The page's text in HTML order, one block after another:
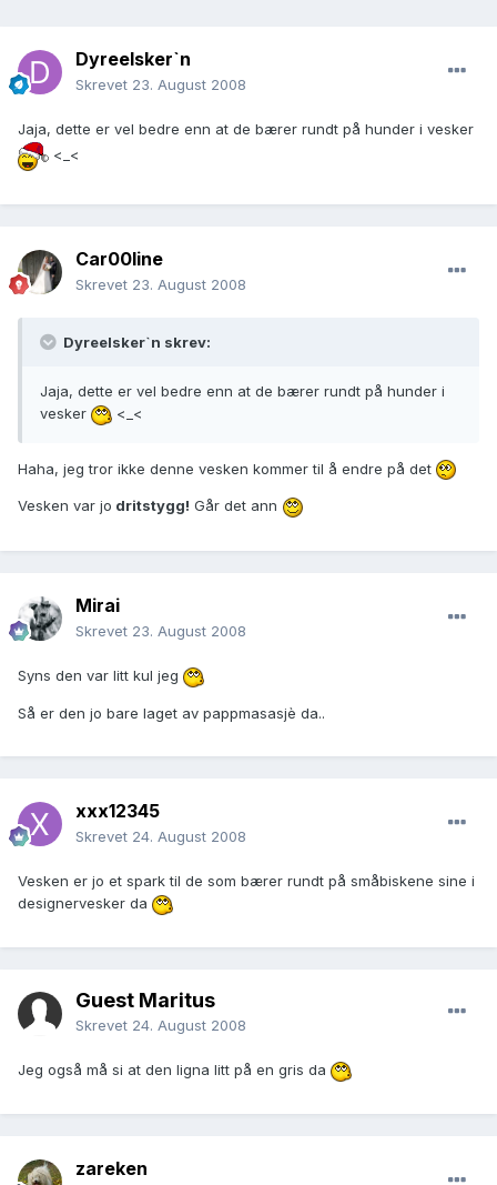
Dyreelsker`n
Skrevet 23. August 2008
Jaja, dette er vel bedre enn at de bærer rundt på hunder i vesker
<_<
Car00line
Skrevet 23. August 2008
Dyreelsker`n skrev:
Jaja, dette er vel bedre enn at de bærer rundt på hunder i
vesker
<_<
Haha, jeg tror ikke denne vesken kommer til å endre på det
Vesken var jo dritstygg! Går det ann
Mirai
Skrevet 23. August 2008
Syns den var litt kul jeg
Så er den jo bare laget av pappmasasjè da..
xxx12345
Skrevet 24. August 2008
Vesken er jo et spark til de som bærer rundt på småbiskene sine i
designervesker da
Guest Maritus
Skrevet 24. August 2008
Jeg også må si at den ligna litt på en gris da
zareken